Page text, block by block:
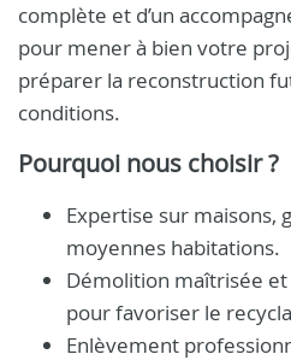
complète et d’un
pour mener à bien votre
préparer la reconstruction
conditions.
Pourquoi nous choisir ?
Expertise sur maisons,
moyennes habitations.
Démolition maîtrisée
pour favoriser le
Enlèvement